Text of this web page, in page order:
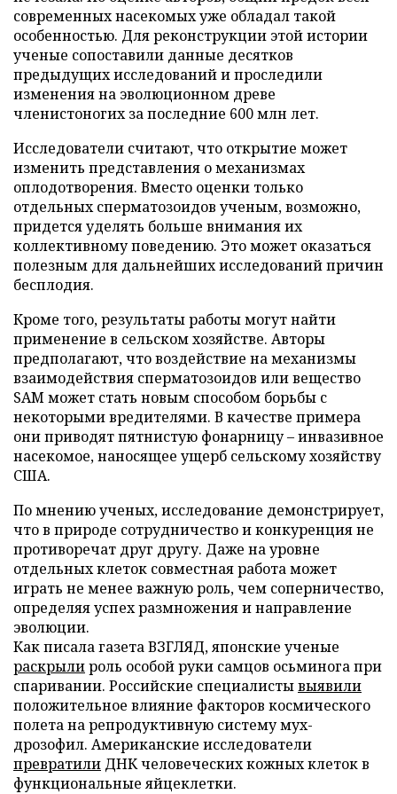
современных насекомых уже обладал такой
особенностью. Для реконструкции этой истории
ученые сопоставили данные десятков
предыдущих исследований и проследили
изменения на эволюционном древе
членистоногих за последние 600 млн лет.
Исследователи считают, что открытие может
изменить представления о механизмах
оплодотворения. Вместо оценки только
отдельных сперматозоидов ученым, возможно,
придется уделять больше внимания их
коллективному поведению. Это может оказаться
полезным для дальнейших исследований причин
бесплодия.
Кроме того, результаты работы могут найти
применение в сельском хозяйстве. Авторы
предполагают, что воздействие на механизмы
взаимодействия сперматозоидов или вещество
SAM может стать новым способом борьбы с
некоторыми вредителями. В качестве примера
они приводят пятнистую фонарницу – инвазивное
насекомое, наносящее ущерб сельскому хозяйству
США.
По мнению ученых, исследование демонстрирует,
что в природе сотрудничество и конкуренция не
противоречат друг другу. Даже на уровне
отдельных клеток совместная работа может
играть не менее важную роль, чем соперничество,
определяя успех размножения и направление
эволюции.
Как писала газета ВЗГЛЯД, японские ученые
раскрылироль особой руки самцов осьминога при
спаривании. Российские специалистывыявили
положительное влияние факторов космического
полета на репродуктивную систему мух-
дрозофил. Американские исследователи
превратили ДНК человеческих кожных клеток в
функциональные яйцеклетки.